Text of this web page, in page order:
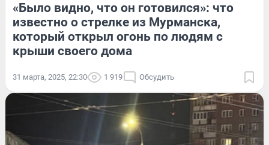
«Было видно, что он готовился»: что
известно о стрелке из Мурманска,
который открыл огонь по людям с
крыши своего дома
31 марта, 2025, 22:30 1 919 Обсудить